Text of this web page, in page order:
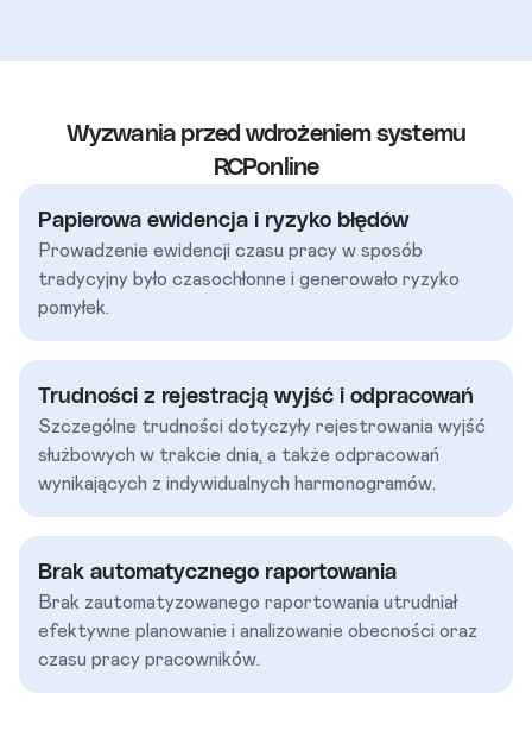
Wyzwania przed wdrożeniem systemu
RCPonline
Papierowa ewidencja i ryzyko błędów
Prowadzenie ewidencji czasu pracy w sposób
tradycyjny było czasochłonne i generowało ryzyko
pomyłek.
Trudności z rejestracją wyjść i odpracowań
Szczególne trudności dotyczyły rejestrowania wyjść
służbowych w trakcie dnia, a także odpracowań
wynikających z indywidualnych harmonogramów.
Brak automatycznego raportowania
Brak zautomatyzowanego raportowania utrudniał
efektywne planowanie i analizowanie obecności oraz
czasu pracy pracowników.